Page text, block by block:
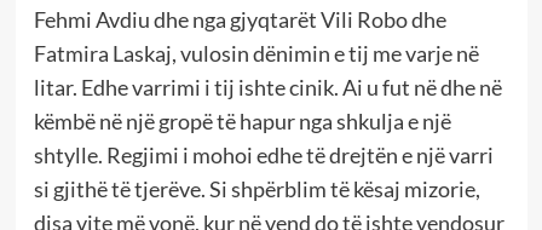
Fehmi Avdiu dhe nga gjyqtarët Vili Robo dhe
Fatmira Laskaj, vulosin dënimin e tij me varje në
litar. Edhe varrimi i tij ishte cinik. Ai u fut në dhe në
këmbë në një gropë të hapur nga shkulja e një
shtylle. Regjimi i mohoi edhe të drejtën e një varri
si gjithë të tjerëve. Si shpërblim të kësaj mizorie,
disa vite më vonë, kur në vend do të ishte vendosur